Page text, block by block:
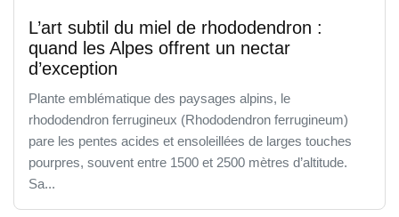
L’art subtil du miel de rhododendron :
quand les Alpes offrent un nectar
d’exception
Plante emblématique des paysages alpins, le
rhododendron ferrugineux (Rhododendron ferrugineum)
pare les pentes acides et ensoleillées de larges touches
pourpres, souvent entre 1500 et 2500 mètres d’altitude.
Sa...